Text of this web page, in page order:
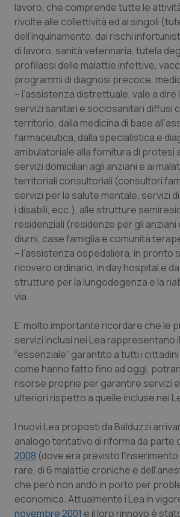
Marche
Molise
Piemonte
Provincia Autonoma di
Provincia Autonoma di
Puglia
Sardegna
Sicilia
Toscana
Valle D’Aosta
Veneto
Donna & Salute
Epatiti
HIV
Infezioni & Febbre
Ipertensione & Scompenso
Malattie rare
Malattia di Crohn &
Neuroscienze & patologie
Obesità
Oncodermatologia
Oncoematologia
Oncologia & Nutrizione
Psoriasi & pelle
Quotidiano Cardiologia
Quotidiano Chirurgia
lavoro, che comprende tutte le
rivolte alle collettività ed ai singoli
dell’inquinamento, dai rischi
di lavoro, sanità veterinaria, tutela
profilassi delle malattie infettive,
programmi di diagnosi precoce,
– l’assistenza distrettuale, vale a
servizi sanitari e sociosanitari diffusi
territorio, dalla medicina di base
farmaceutica, dalla specialistica e
ambulatoriale alla fornitura di protesi
servizi domiciliari agli anziani e ai
territoriali consultoriali (consultori
servizi per la salute mentale, servizi
i disabili, ecc.), alle strutture
residenziali (residenze per gli anziani
diurni, case famiglia e comunità
– l’assistenza ospedaliera, in pronto
ricovero ordinario, in day hospital e
strutture per la lungodegenza e la
via.
E’ molto importante ricordare che le
servizi inclusi nei Lea rappresentano
“essenziale” garantito a tutti i cittadini
come hanno fatto fino ad oggi,
risorse proprie per garantire servizi
ulteriori rispetto a quelle incluse nei
I nuovi Lea proposti da Balduzzi
analogo tentativo di riforma da parte
2008 (dove era previsto l'inserimento
rare, di 6 malattie croniche e
che però non andò in porto per
economica. Attualmente i Lea in
novembre 2001 e il loro rinnovo è